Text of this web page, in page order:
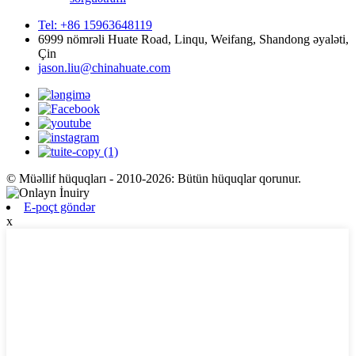
Tel: +86 15963648119
6999 nömrəli Huate Road, Linqu, Weifang, Shandong əyaləti,
Çin
jason.liu@chinahuate.com
© Müəllif hüquqları - 2010-2026: Bütün hüquqlar qorunur.
E-poçt göndər
x